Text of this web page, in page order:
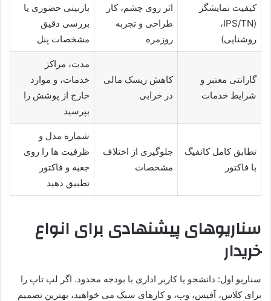
کیفیت نمایشگر
(IPS/TN،
روشنایی)
اثر روی چشم، کار
طراحی و تجربه
روزمره
بازبینی حضوری یا
بررسی دقیق
مشخصات پنل
گارانتی معتبر و
شرایط خدمات
کاهش ریسک مالی
در خرابی
مدت، مراکز
خدمات، و موارد
خارج از پوشش را
بپرسید
تطابق کامل کانفیگ
با فاکتور
جلوگیری از اختلاف
مشخصات
شماره مدل و
ظرفیت ها را روی
جعبه و فاکتور
تطبیق دهید
سناریوهای پیشنهادی برای انواع
خریدار
سناریو اول: دانشجو یا کاربر اداری با بودجه محدود. اگر لپ تاپ را
برای کلاس، آفیس، وب، و کارهای سبک می خواهید، بهترین تصمیم